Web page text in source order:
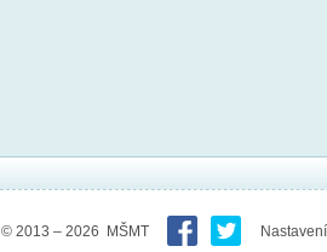
© 2013 – 2026 MŠMT